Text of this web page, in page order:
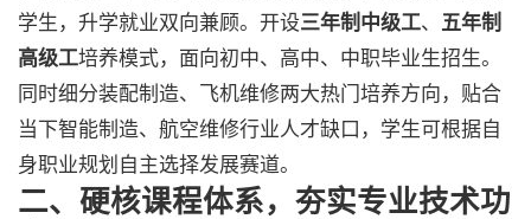
学生，升学就业双向兼顾。开设三年制中级工、 五年制
高级工培养模式，面向初中、高中、中职毕业生招生。
同时细分装配制造、飞机维修两大热门培养方向，贴合
当下智能制造、航空维修行业人才缺口，学生可根据自
身职业规划自主选择发展赛道。
二、硬核课程体系，夯实专业技术功